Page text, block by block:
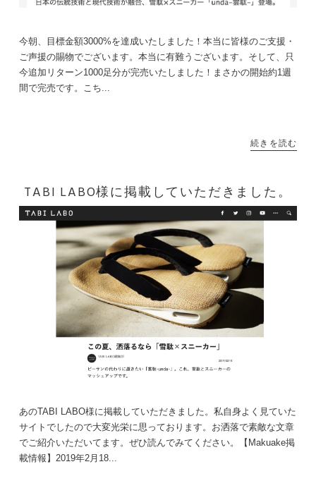
今朝、目標金額3000%を達成いたしました！本当に皆様のご支援・
ご声援の賜物でございます。本当に有難うございます。そして、只
今追加リターン1000足分が完売いたしました！まさかの開始約1週
間で完売です。こち...
続きを読む
TABI LABO様に掲載していただきました。
あのTABI LABO様に掲載していただきました。私自身よく見ていた
サイトでしたので大変光栄に思っております。お洒落で素敵な文章
でご紹介いただいてます。ぜひ読んでみてください。【Makuake掲
載情報】2019年2月18...